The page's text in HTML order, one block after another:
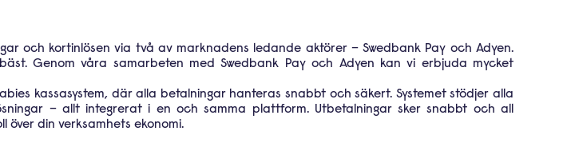
och kortinlösen via två av marknadens ledande aktörer – Swedbank Pay och Adyen.
Genom våra samarbeten med Swedbank Pay och Adyen kan vi erbjuda mycket
kassasystem, där alla betalningar hanteras snabbt och säkert. Systemet stödjer alla
– allt integrerat i en och samma plattform. Utbetalningar sker snabbt och all
din verksamhets ekonomi.